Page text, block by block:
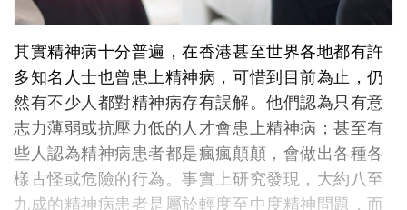
其實精神病十分普遍，在香港甚至世界各地都有許
多知名人士也曾患上精神病，可惜到目前為止，仍
然有不少人都對精神病存有誤解。他們認為只有意
志力薄弱或抗壓力低的人才會患上精神病；甚至有
些人認為精神病患者都是瘋瘋顛顛，會做出各種各
樣古怪或危險的行為。事實上研究發現，大約八至
九成的精神病患者是屬於輕度至中度精神問題，而